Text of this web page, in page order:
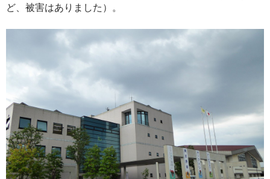
ど、被害はありました）。